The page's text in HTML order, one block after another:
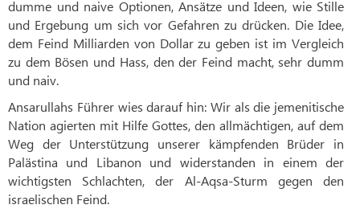
dumme und naive Optionen, Ansätze und Ideen, wie Stille
und Ergebung um sich vor Gefahren zu drücken. Die Idee,
dem Feind Milliarden von Dollar zu geben ist im Vergleich
zu dem Bösen und Hass, den der Feind macht, sehr dumm
und naiv.
Ansarullahs Führer wies darauf hin: Wir als die jemenitische
Nation agierten mit Hilfe Gottes, den allmächtigen, auf dem
Weg der Unterstützung unserer kämpfenden Brüder in
Palästina und Libanon und widerstanden in einem der
wichtigsten Schlachten, der Al-Aqsa-Sturm gegen den
israelischen Feind.